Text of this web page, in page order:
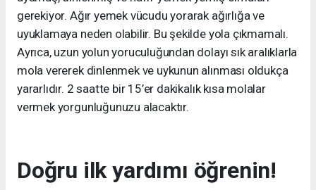
gerekiyor. Ağır yemek vücudu yorarak ağırlığa ve
uyuklamaya neden olabilir. Bu şekilde yola çıkmamalı.
Ayrıca, uzun yolun yoruculuğundan dolayı sık aralıklarla
mola vererek dinlenmek ve uykunun alınması oldukça
yararlıdır. 2 saatte bir 15’er dakikalık kısa molalar
vermek yorgunluğunuzu alacaktır.
Doğru ilk yardımı öğrenin!